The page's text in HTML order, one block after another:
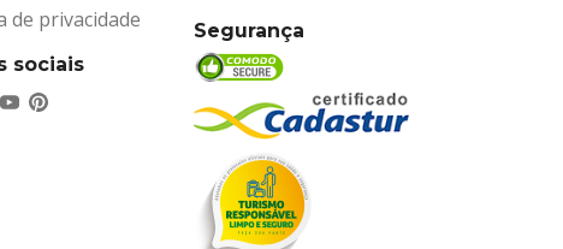
de privacidade
sociais
Segurança